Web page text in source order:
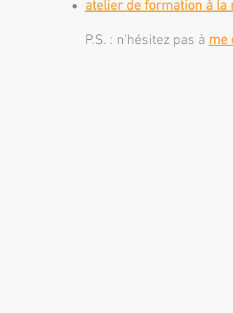
atelier de formation à la
P.S. : n'hésitez pas à me